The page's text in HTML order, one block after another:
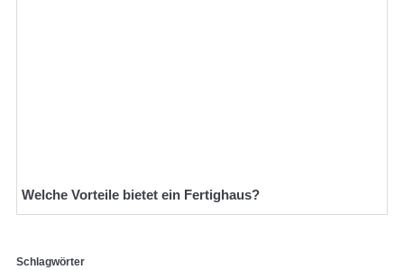
Welche Vorteile bietet ein Fertighaus?
Schlagwörter